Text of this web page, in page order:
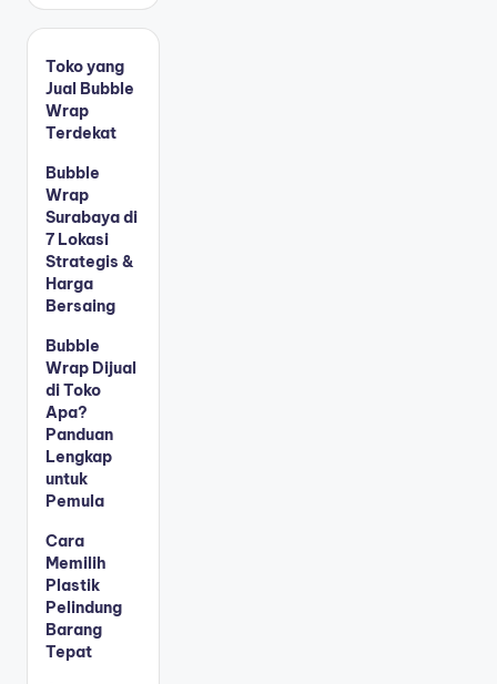
Toko yang
Jual Bubble
Wrap
Terdekat
Bubble
Wrap
Surabaya di
7 Lokasi
Strategis &
Harga
Bersaing
Bubble
Wrap Dijual
di Toko
Apa?
Panduan
Lengkap
untuk
Pemula
Cara
Memilih
Plastik
Pelindung
Barang
Tepat